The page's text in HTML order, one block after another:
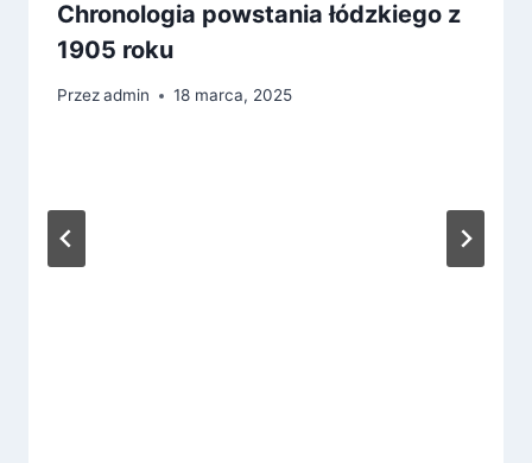
Chronologia powstania łódzkiego z
1905 roku
Przezadmin 18 marca, 2025